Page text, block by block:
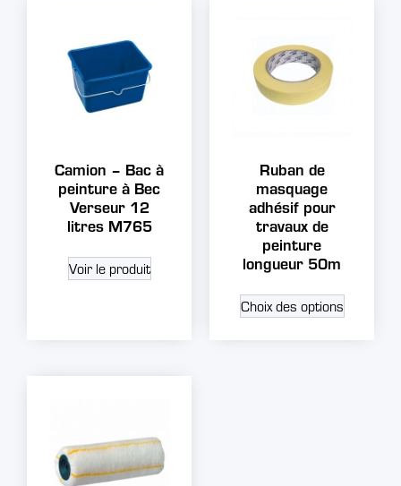
Camion – Bac à
peinture à Bec
Verseur 12
litres M765
Voir le produit
Ruban de
masquage
adhésif pour
travaux de
peinture
longueur 50m
Choix des options